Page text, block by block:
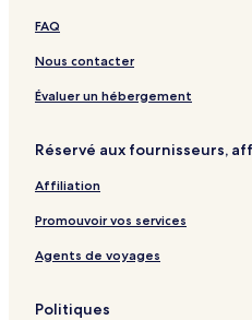
FAQ
Nous contacter
Évaluer un hébergement
Réservé aux fournisseurs,
Affiliation
Promouvoir vos services
Agents de voyages
Politiques